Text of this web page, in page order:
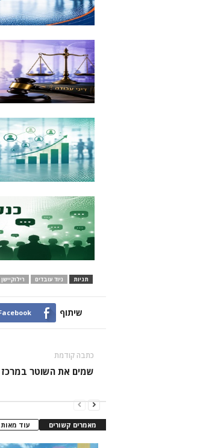
תגיות ניוד עובדים רילוקיישן
שיתוף
כתבה קודמת
שמים את השוטר במרכז
מאמרים קשורים עוד